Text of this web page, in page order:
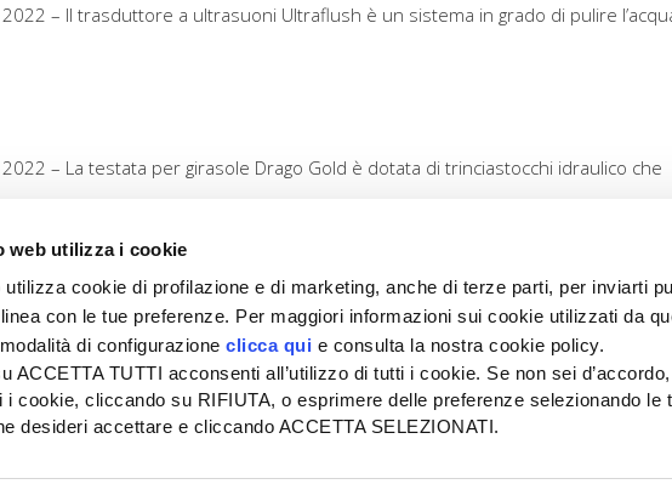
web utilizza i cookie
cookie di profilazione e di marketing, anche di terze parti, per inviarti
con le tue preferenze. Per maggiori informazioni sui cookie utilizzati da
di configurazioneclicca qui e consulta la nostra cookie policy.
ACCETTA TUTTI acconsenti all’utilizzo di tutti i cookie. Se non sei
i cookie, cliccando su RIFIUTA, o esprimere delle preferenze selezionando le
desideri accettare e cliccando ACCETTA SELEZIONATI.
2022 – Il trasduttore a ultrasuoni Ultraflush è un sistema in grado di pulire
2022 – La testata per girasole Drago Gold è dotata di trinciastocchi idraulico che
Srl
SEDE
Tel + 39.045.8057511
info@informatoreagrario.it
PUBBLICITÀ
Tel +